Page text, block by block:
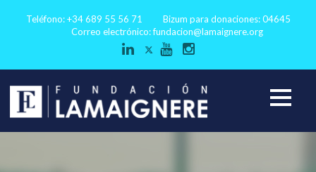
Teléfono: +34 689 55 56 71
Bizum para donaciones: 04645
Correo electrónico:fundacion@lamaignere.org